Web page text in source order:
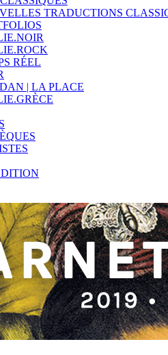
TRADUCTIONS
RÉEL
| LA PLACE